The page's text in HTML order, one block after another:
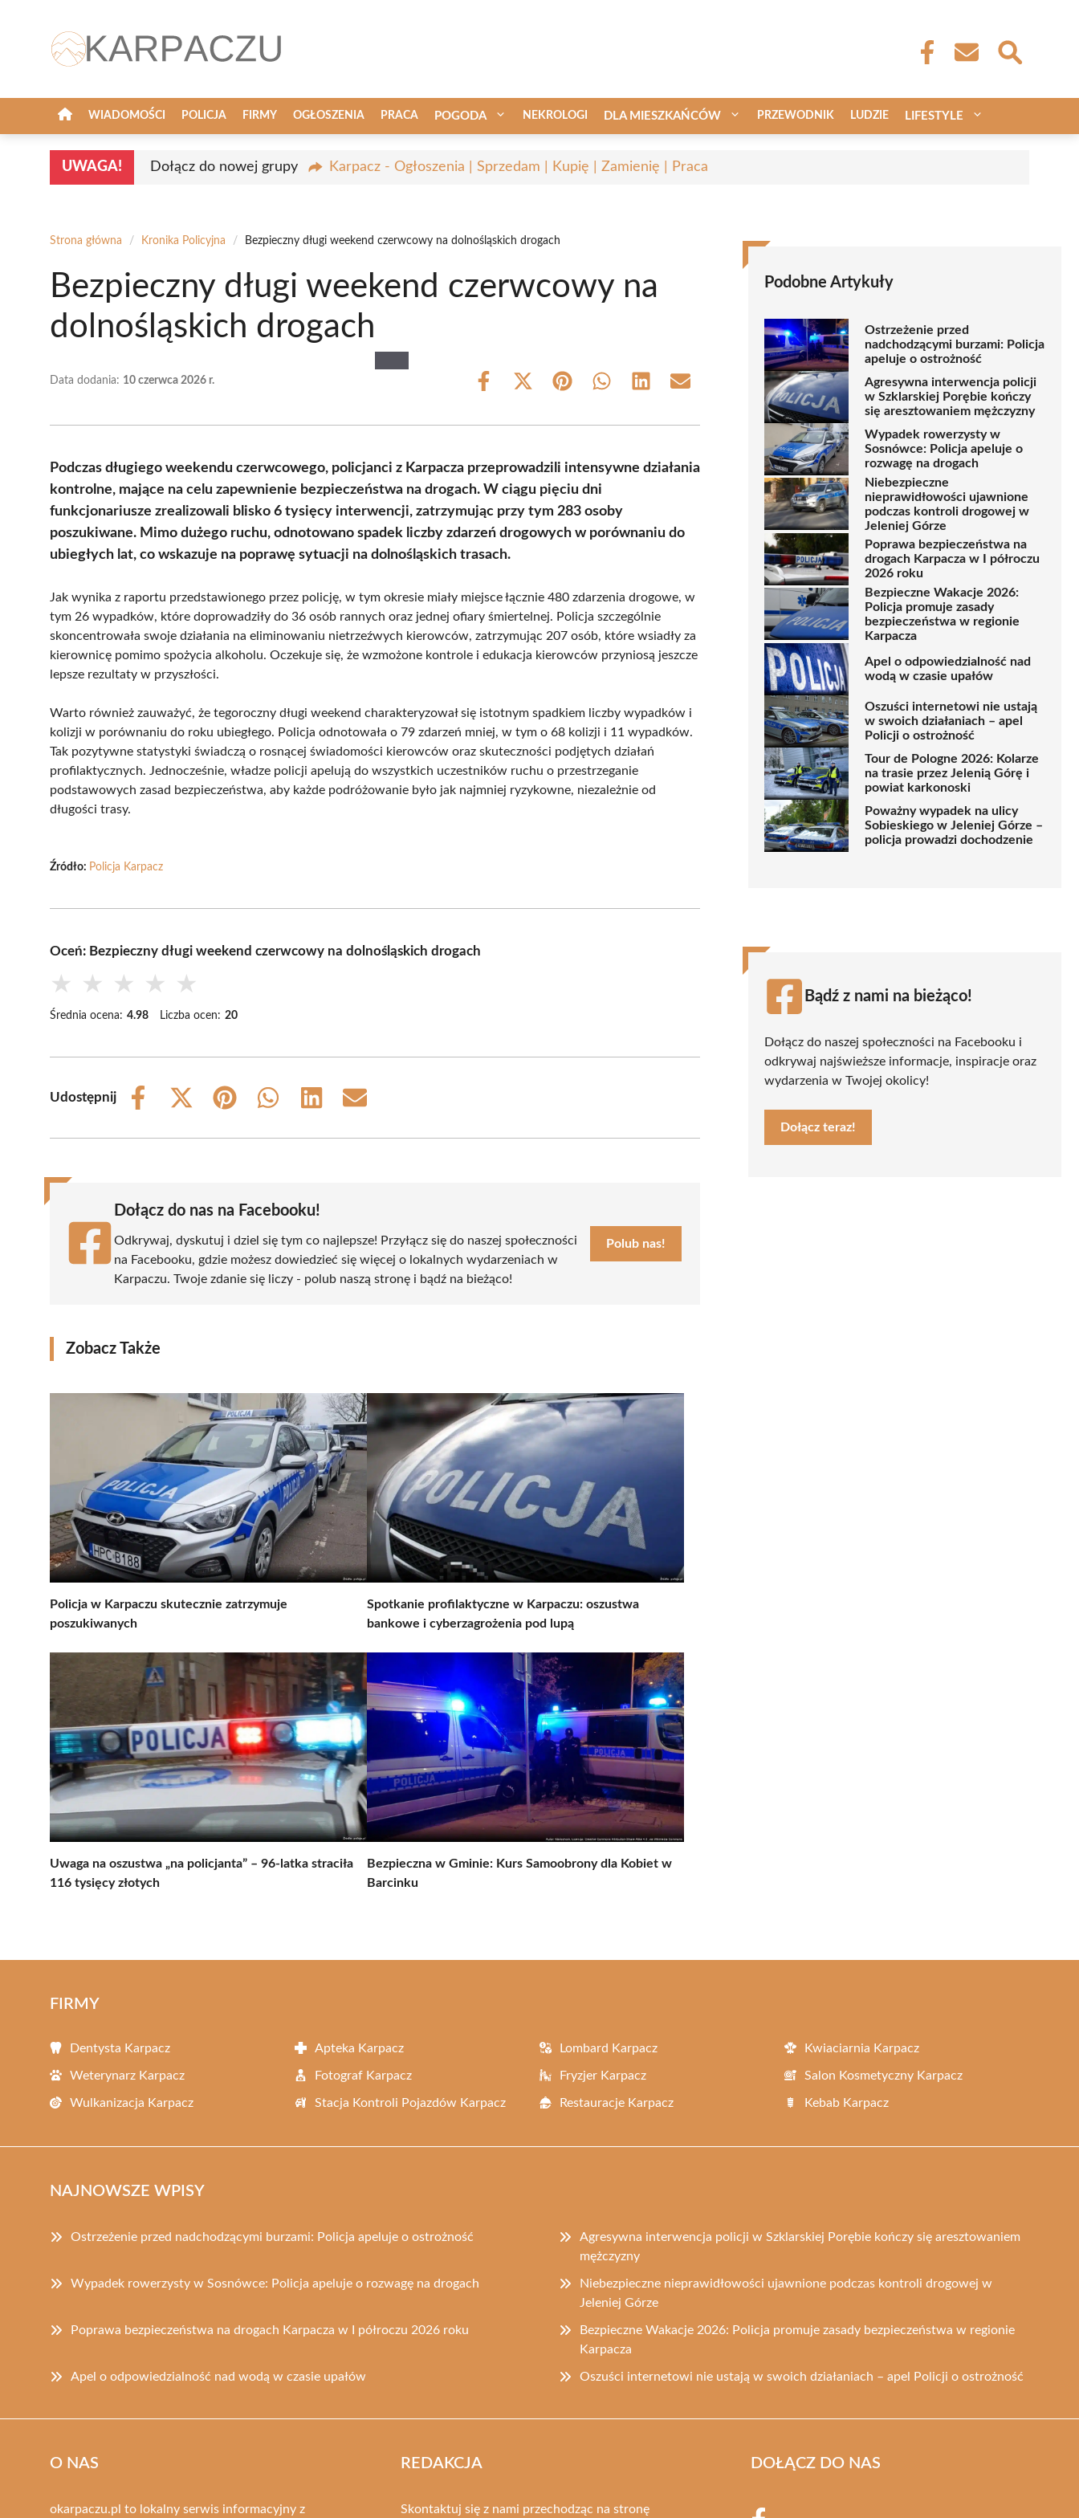
WIADOMOŚCI POLICJA FIRMY OGŁOSZENIA PRACA POGODA NEKROLOGI DLA MIESZKAŃCÓW PRZEWODNIK LUDZIE LIFESTYLE
UWAGA! Dołącz do nowej grupy Karpacz - Ogłoszenia | Sprzedam | Kupię | Zamienię | Praca
Strona główna / Kronika Policyjna / Bezpieczny długi weekend czerwcowy na dolnośląskich drogach
Bezpieczny długi weekend czerwcowy na
dolnośląskich drogach
Data dodania: 10 czerwca 2026 r.
Share
Share
(Twitter)
Share Share Share Share
Podczas długiego weekendu czerwcowego, policjanci z Karpacza przeprowadzili intensywne działania
kontrolne, mające na celu zapewnienie bezpieczeństwa na drogach. W ciągu pięciu dni
funkcjonariusze zrealizowali blisko 6 tysięcy interwencji, zatrzymując przy tym 283 osoby
poszukiwane. Mimo dużego ruchu, odnotowano spadek liczby zdarzeń drogowych w porównaniu do
ubiegłych lat, co wskazuje na poprawę sytuacji na dolnośląskich trasach.
Jak wynika z raportu przedstawionego przez policję, w tym okresie miały miejsce łącznie 480 zdarzenia drogowe, w
tym 26 wypadków, które doprowadziły do 36 osób rannych oraz jednej ofiary śmiertelnej. Policja szczególnie
skoncentrowała swoje działania na eliminowaniu nietrzeźwych kierowców, zatrzymując 207 osób, które wsiadły za
kierownicę pomimo spożycia alkoholu. Oczekuje się, że wzmożone kontrole i edukacja kierowców przyniosą jeszcze
lepsze rezultaty w przyszłości.
Warto również zauważyć, że tegoroczny długi weekend charakteryzował się istotnym spadkiem liczby wypadków i
kolizji w porównaniu do roku ubiegłego. Policja odnotowała o 79 zdarzeń mniej, w tym o 68 kolizji i 11 wypadków.
Tak pozytywne statystyki świadczą o rosnącej świadomości kierowców oraz skuteczności podjętych działań
profilaktycznych. Jednocześnie, władze policji apelują do wszystkich uczestników ruchu o przestrzeganie
podstawowych zasad bezpieczeństwa, aby każde podróżowanie było jak najmniej ryzykowne, niezależnie od
długości trasy.
Źródło: Policja Karpacz
Oceń: Bezpieczny długi weekend czerwcowy na dolnośląskich drogach
★ ★ ★ ★ ★
Średnia ocena: 4.98 Liczba ocen: 20
Udostępnij
Share
Share
(Twitter)
Share
Share
Share
Share
Dołącz do nas na Facebooku!
Odkrywaj, dyskutuj i dziel się tym co najlepsze! Przyłącz się do naszej społeczności
na Facebooku, gdzie możesz dowiedzieć się więcej o lokalnych wydarzeniach w
Karpaczu. Twoje zdanie się liczy - polub naszą stronę i bądź na bieżąco!
Polub nas!
Zobacz Także
Policja w Karpaczu skutecznie zatrzymuje
poszukiwanych
Spotkanie profilaktyczne w Karpaczu: oszustwa
bankowe i cyberzagrożenia pod lupą
Uwaga na oszustwa „na policjanta” – 96-latka straciła
116 tysięcy złotych
Bezpieczna w Gminie: Kurs Samoobrony dla Kobiet w
Barcinku
Podobne Artykuły
Ostrzeżenie przed
nadchodzącymi burzami: Policja
apeluje o ostrożność
Agresywna interwencja policji
w Szklarskiej Porębie kończy
się aresztowaniem mężczyzny
Wypadek rowerzysty w
Sosnówce: Policja apeluje o
rozwagę na drogach
Niebezpieczne
nieprawidłowości ujawnione
podczas kontroli drogowej w
Jeleniej Górze
Poprawa bezpieczeństwa na
drogach Karpacza w I półroczu
2026 roku
Bezpieczne Wakacje 2026:
Policja promuje zasady
bezpieczeństwa w regionie
Karpacza
Apel o odpowiedzialność nad
wodą w czasie upałów
Oszuści internetowi nie ustają
w swoich działaniach – apel
Policji o ostrożność
Tour de Pologne 2026: Kolarze
na trasie przez Jelenią Górę i
powiat karkonoski
Poważny wypadek na ulicy
Sobieskiego w Jeleniej Górze –
policja prowadzi dochodzenie
Bądź z nami na bieżąco!
Dołącz do naszej społeczności na Facebooku i
odkrywaj najświeższe informacje, inspiracje oraz
wydarzenia w Twojej okolicy!
Dołącz teraz!
FIRMY
Dentysta Karpacz Apteka Karpacz Lombard Karpacz Kwiaciarnia Karpacz
Weterynarz Karpacz Fotograf Karpacz Fryzjer Karpacz Salon Kosmetyczny Karpacz
Wulkanizacja Karpacz Stacja Kontroli Pojazdów Karpacz Restauracje Karpacz Kebab Karpacz
NAJNOWSZE WPISY
Ostrzeżenie przed nadchodzącymi burzami: Policja apeluje o ostrożność
Agresywna interwencja policji w Szklarskiej Porębie kończy się aresztowaniem
mężczyzny
Wypadek rowerzysty w Sosnówce: Policja apeluje o rozwagę na drogach
Niebezpieczne nieprawidłowości ujawnione podczas kontroli drogowej w
Jeleniej Górze
Poprawa bezpieczeństwa na drogach Karpacza w I półroczu 2026 roku
Bezpieczne Wakacje 2026: Policja promuje zasady bezpieczeństwa w regionie
Karpacza
Apel o odpowiedzialność nad wodą w czasie upałów Oszuści internetowi nie ustają w swoich działaniach – apel Policji o ostrożność
O NAS
okarpaczu.pl to lokalny serwis informacyjny z
REDAKCJA
Skontaktuj się z nami przechodząc na stronę
DOŁĄCZ DO NAS